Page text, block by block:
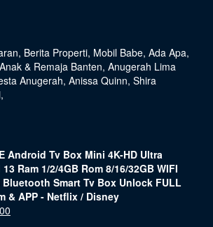
, Berita Properti, Mobil Babe, Ada Apa,
& Remaja Banten, Anugerah Lima
Anugerah, Anissa Quinn, Shira
,
Android Tv Box Mini 4K-HD Ultra
Ram 1/2/4GB Rom 8/16/32GB WIFI
Bluetooth Smart Tv Box Unlock FULL
& APP - Netflix / Disney